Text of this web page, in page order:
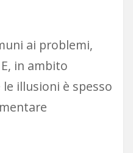
ai problemi,
in ambito
illusioni è spesso